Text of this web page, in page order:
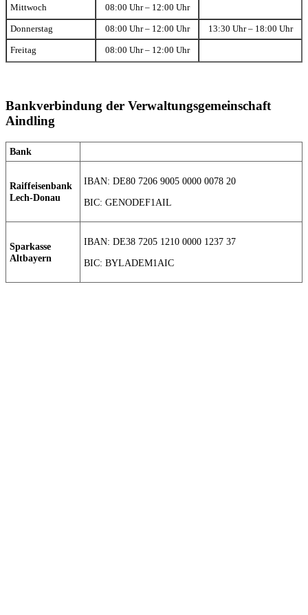
Mittwoch 08:00 Uhr – 12:00 Uhr
Donnerstag 08:00 Uhr – 12:00 Uhr 13:30 Uhr – 18:00 Uhr
Freitag 08:00 Uhr – 12:00 Uhr
Bankverbindung der Verwaltungsgemeinschaft
Aindling
Bank
Raiffeisenbank
Lech-Donau
IBAN: DE80 7206 9005 0000 0078 20
BIC: GENODEF1AIL
Sparkasse
Altbayern
IBAN: DE38 7205 1210 0000 1237 37
BIC: BYLADEM1AIC